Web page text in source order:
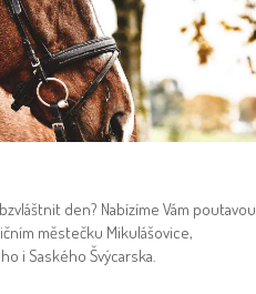
den? Nabízíme Vám poutavou
městečku Mikulášovice,
i Saského Švýcarska.